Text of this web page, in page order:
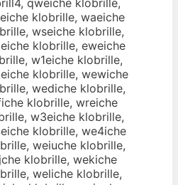
klobrille, waeiche
wseiche klobrille,
klobrille, eweiche
w1eiche klobrille,
klobrille, wewiche
wediche klobrille,
klobrille, wreiche
w3eiche klobrille,
klobrille, we4iche
weiuche klobrille,
klobrille, wekiche
weliche klobrille,